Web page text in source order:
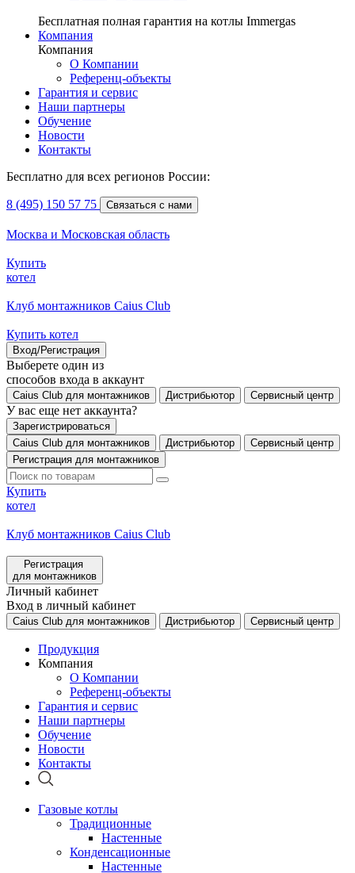
Бесплатная полная гарантия на котлы Immergas
Компания
Компания
О Компании
Референц-объекты
Гарантия и сервис
Наши партнеры
Обучение
Новости
Контакты
Бесплатно для всех регионов России:
8 (495) 150 57 75 Связаться с нами
Москва и Московская область
Купить
котел
Клуб монтажников Caius Club
Купить котел
Вход/Регистрация
Выберете один из
способов входа в аккаунт
Caius Club для монтажников Дистрибьютор Сервисный центр
У вас еще нет аккаунта?
Зарегистрироваться
Caius Club для монтажников
Дистрибьютор
Сервисный центр
Регистрация для монтажников
Купить
котел
Клуб монтажников Caius Club
Регистрация
для монтажников
Личный кабинет
Вход в личный кабинет
Caius Club для монтажников Дистрибьютор Сервисный центр
Продукция
Компания
О Компании
Референц-объекты
Гарантия и сервис
Наши партнеры
Обучение
Новости
Контакты
Газовые котлы
Традиционные
Настенные
Конденсационные
Настенные